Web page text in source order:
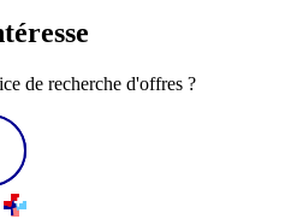
de recherche d'offres ?